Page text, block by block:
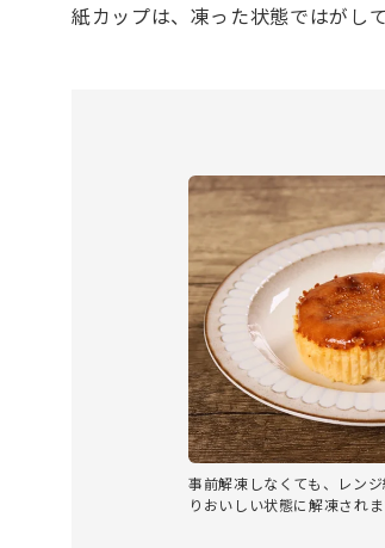
紙カップは、凍った状態ではがし
事前解凍しなくても、レン
りおいしい状態に解凍されま